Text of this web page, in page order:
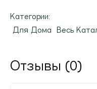
Категории:
Для Дома
Весь
Отзывы (0)